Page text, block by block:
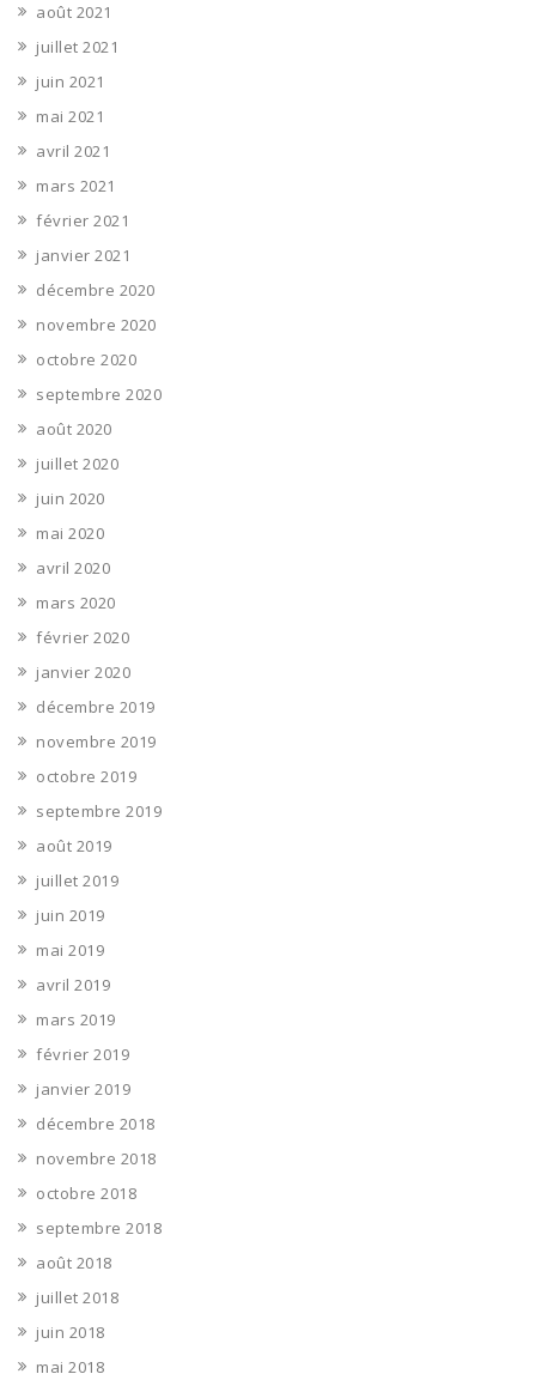
août 2021
juillet 2021
juin 2021
mai 2021
avril 2021
mars 2021
février 2021
janvier 2021
décembre 2020
novembre 2020
octobre 2020
septembre 2020
août 2020
juillet 2020
juin 2020
mai 2020
avril 2020
mars 2020
février 2020
janvier 2020
décembre 2019
novembre 2019
octobre 2019
septembre 2019
août 2019
juillet 2019
juin 2019
mai 2019
avril 2019
mars 2019
février 2019
janvier 2019
décembre 2018
novembre 2018
octobre 2018
septembre 2018
août 2018
juillet 2018
juin 2018
mai 2018